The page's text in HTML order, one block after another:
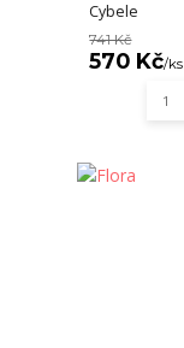
Cybele
741 Kč
570 Kč/ks